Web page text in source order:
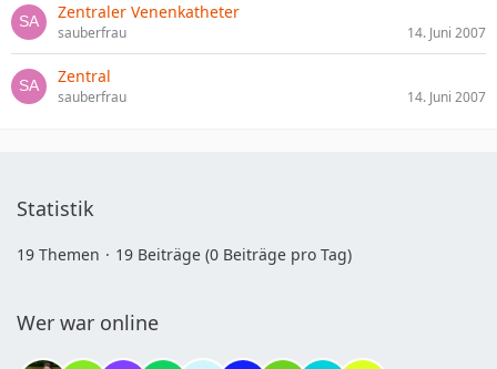
Zentraler Venenkatheter
sauberfrau 14. Juni 2007
Zentral
sauberfrau 14. Juni 2007
Statistik
19 Themen 19 Beiträge (0 Beiträge pro Tag)
Wer war online